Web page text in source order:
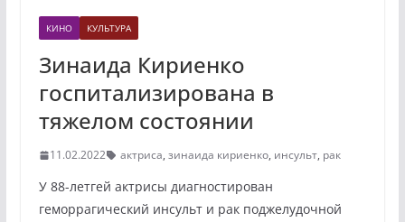
КИНО КУЛЬТУРА
Зинаида Кириенко
госпитализирована в
тяжелом состоянии
11.02.2022 актриса, зинаида кириенко, инсульт, рак
У 88-летгей актрисы диагностирован
геморрагический инсульт и рак поджелудочной